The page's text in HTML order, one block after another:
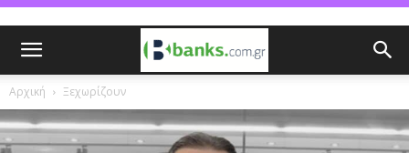
Αρχική Ξεχωρίζουν